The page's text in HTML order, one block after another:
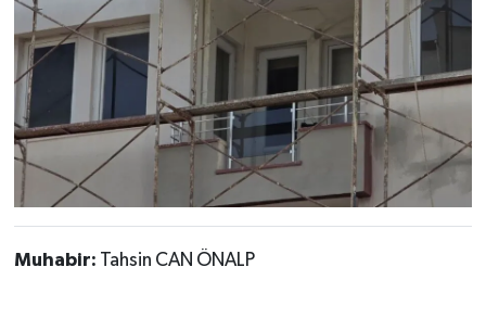
Muhabir: Tahsin CAN ÖNALP